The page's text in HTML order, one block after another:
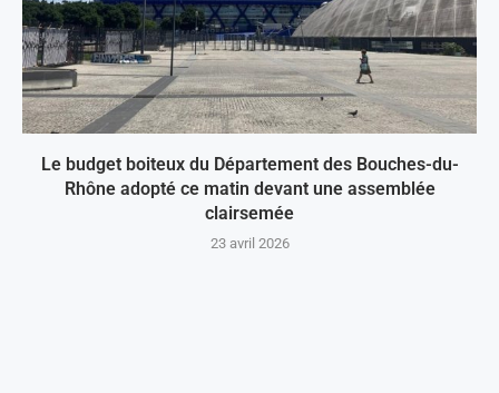
Le budget boiteux du Département des Bouches-du-
Rhône adopté ce matin devant une assemblée
clairsemée
23 avril 2026